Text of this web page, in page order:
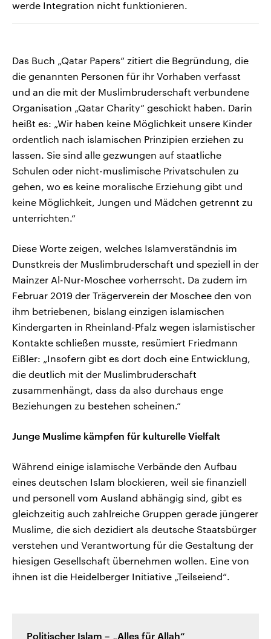
werde Integration nicht funktionieren.
Das Buch „Qatar Papers“ zitiert die Begründung, die
die genannten Personen für ihr Vorhaben verfasst
und an die mit der Muslimbruderschaft verbundene
Organisation „Qatar Charity“ geschickt haben. Darin
heißt es: „Wir haben keine Möglichkeit unsere Kinder
ordentlich nach islamischen Prinzipien erziehen zu
lassen. Sie sind alle gezwungen auf staatliche
Schulen oder nicht-muslimische Privatschulen zu
gehen, wo es keine moralische Erziehung gibt und
keine Möglichkeit, Jungen und Mädchen getrennt zu
unterrichten.“
Diese Worte zeigen, welches Islamverständnis im
Dunstkreis der Muslimbruderschaft und speziell in der
Mainzer Al-Nur-Moschee vorherrscht. Da zudem im
Februar 2019 der Trägerverein der Moschee den von
ihm betriebenen, bislang einzigen islamischen
Kindergarten in Rheinland-Pfalz wegen islamistischer
Kontakte schließen musste, resümiert Friedmann
Eißler: „Insofern gibt es dort doch eine Entwicklung,
die deutlich mit der Muslimbruderschaft
zusammenhängt, dass da also durchaus enge
Beziehungen zu bestehen scheinen.“
Junge Muslime kämpfen für kulturelle Vielfalt
Während einige islamische Verbände den Aufbau
eines deutschen Islam blockieren, weil sie finanziell
und personell vom Ausland abhängig sind, gibt es
gleichzeitig auch zahlreiche Gruppen gerade jüngerer
Muslime, die sich dezidiert als deutsche Staatsbürger
verstehen und Verantwortung für die Gestaltung der
hiesigen Gesellschaft übernehmen wollen. Eine von
ihnen ist die Heidelberger Initiative „Teilseiend“.
Politischer Islam – „Alles für Allah“